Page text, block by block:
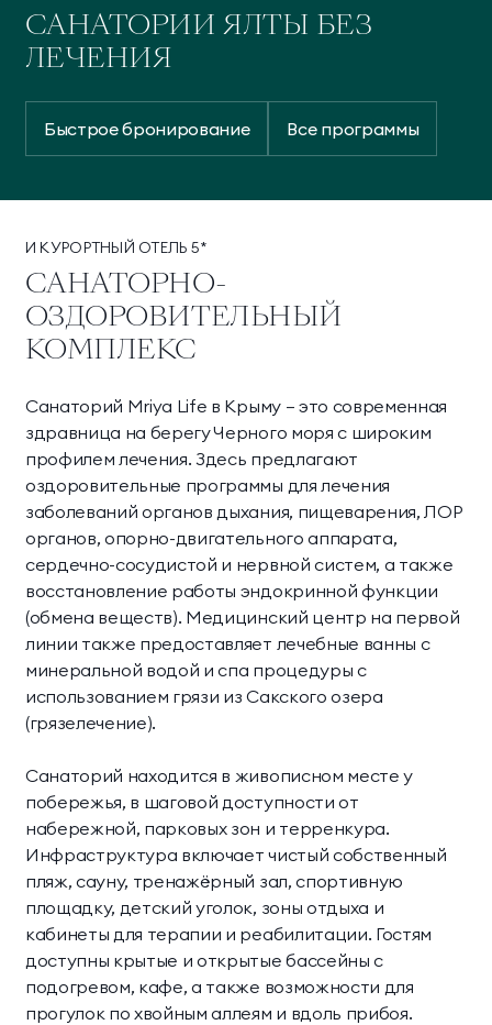
САНАТОРИИ ЯЛТЫ БЕЗ
ЛЕЧЕНИЯ
Быстрое бронирование Все программы
И КУРОРТНЫЙ ОТЕЛЬ 5*
САНАТОРНО-
ОЗДОРОВИТЕЛЬНЫЙ
КОМПЛЕКС
Санаторий Mriya Life в Крыму — это современная
здравница на берегу Черного моря с широким
профилем лечения. Здесь предлагают
оздоровительные программы для лечения
заболеваний органов дыхания, пищеварения, ЛОР
органов, опорно-двигательного аппарата,
сердечно-сосудистой и нервной систем, а также
восстановление работы эндокринной функции
(обмена веществ). Медицинский центр на первой
линии также предоставляет лечебные ванны с
минеральной водой и спа процедуры с
использованием грязи из Сакского озера
(грязелечение).
Санаторий находится в живописном месте у
побережья, в шаговой доступности от
набережной, парковых зон и терренкура.
Инфраструктура включает чистый собственный
пляж, сауну, тренажёрный зал, спортивную
площадку, детский уголок, зоны отдыха и
кабинеты для терапии и реабилитации. Гостям
доступны крытые и открытые бассейны с
подогревом, кафе, а также возможности для
прогулок по хвойным аллеям и вдоль прибоя.